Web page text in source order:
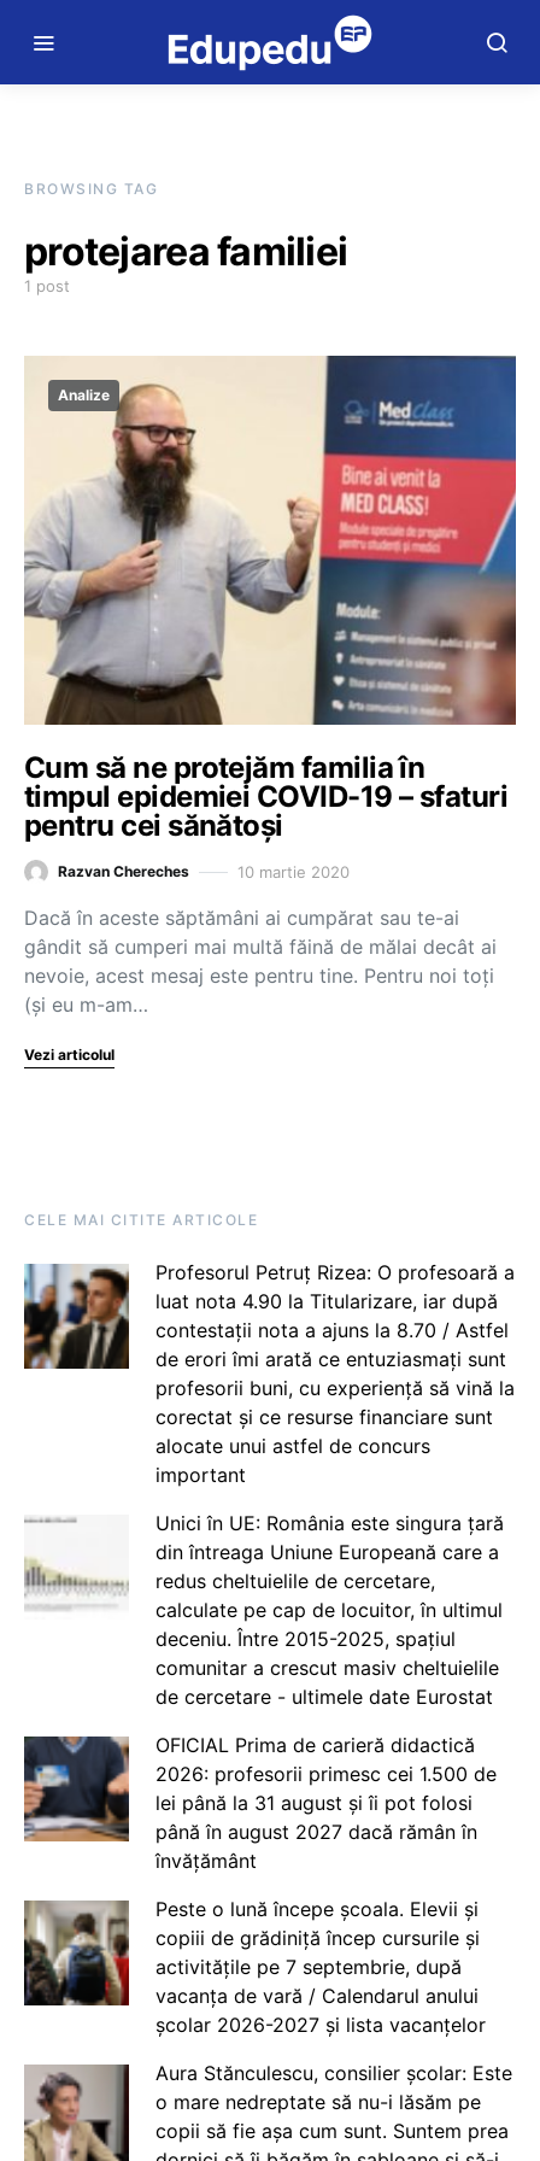
BROWSING TAG
protejarea familiei
1 post
Analize
Cum să ne protejăm familia în
timpul epidemiei COVID-19 – sfaturi
pentru cei sănătoși
Razvan Chereches 10 martie 2020
Dacă în aceste săptămâni ai cumpărat sau te-ai
gândit să cumperi mai multă făină de mălai decât ai
nevoie, acest mesaj este pentru tine. Pentru noi toți
(și eu m-am…
Vezi articolul
CELE MAI CITITE ARTICOLE
Profesorul Petruț Rizea: O profesoară a
luat nota 4.90 la Titularizare, iar după
contestații nota a ajuns la 8.70 / Astfel
de erori îmi arată ce entuziasmați sunt
profesorii buni, cu experiență să vină la
corectat și ce resurse financiare sunt
alocate unui astfel de concurs
important
Unici în UE: România este singura țară
din întreaga Uniune Europeană care a
redus cheltuielile de cercetare,
calculate pe cap de locuitor, în ultimul
deceniu. Între 2015-2025, spațiul
comunitar a crescut masiv cheltuielile
de cercetare - ultimele date Eurostat
OFICIAL Prima de carieră didactică
2026: profesorii primesc cei 1.500 de
lei până la 31 august și îi pot folosi
până în august 2027 dacă rămân în
învățământ
Peste o lună începe școala. Elevii și
copiii de grădiniță încep cursurile și
activitățile pe 7 septembrie, după
vacanța de vară / Calendarul anului
școlar 2026-2027 și lista vacanțelor
Aura Stănculescu, consilier școlar: Este
o mare nedreptate să nu-i lăsăm pe
copii să fie așa cum sunt. Suntem prea